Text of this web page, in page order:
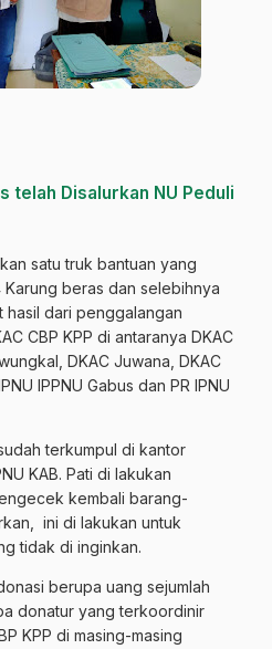
telah Disalurkan NU Peduli
satu truk bantuan yang
Karung beras dan selebihnya
hasil dari penggalangan
CBP KPP di antaranya DKAC
DKAC Juwana, DKAC
IPPNU Gabus dan PR IPNU
terkumpul di kantor
KAB. Pati di lakukan
kembali barang-
ini di lakukan untuk
tidak di inginkan.
berupa uang sejumlah
donatur yang terkoordinir
KPP di masing-masing